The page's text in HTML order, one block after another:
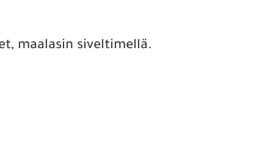
maalasin siveltimellä.